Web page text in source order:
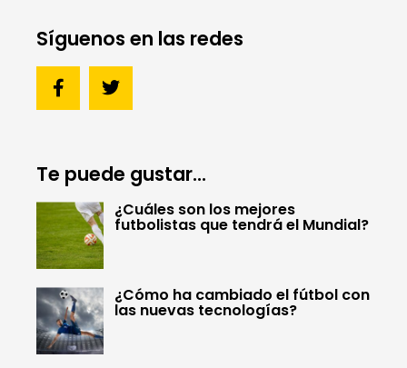
Síguenos en las redes
Te puede gustar...
¿Cuáles son los mejores
futbolistas que tendrá el Mundial?
¿Cómo ha cambiado el fútbol con
las nuevas tecnologías?